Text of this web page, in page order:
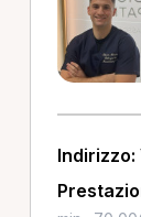
Indirizzo: